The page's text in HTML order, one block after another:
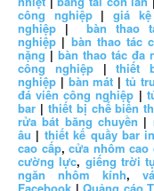
công nghiệp|giá
nghiệp |bàn thao
nghiệp | bàn thao tác
nặng | bàn thao tác đa
công nghiệp|thiết
nghiệp | bàn mát | tủ
đá viên công nghiệp |
bar | thiết bị chế biến
rửa bát băng chuyền |
âu | thiết kế quầy bar
cao cấp, cửa nhôm cao
cường lực, giếng trời
ngăn nhôm kính,